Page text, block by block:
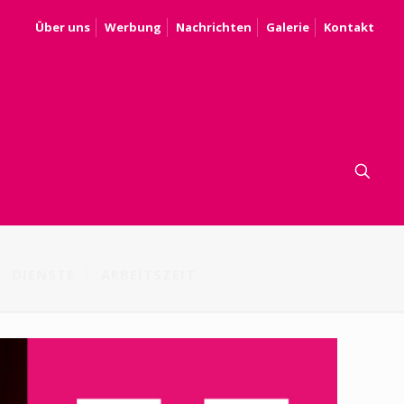
Über uns Werbung Nachrichten Galerie Kontakt